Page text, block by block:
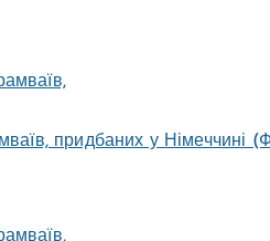
придбаних у Німеччині